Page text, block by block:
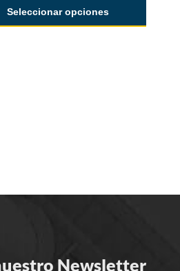
Seleccionar opciones
Newsletter